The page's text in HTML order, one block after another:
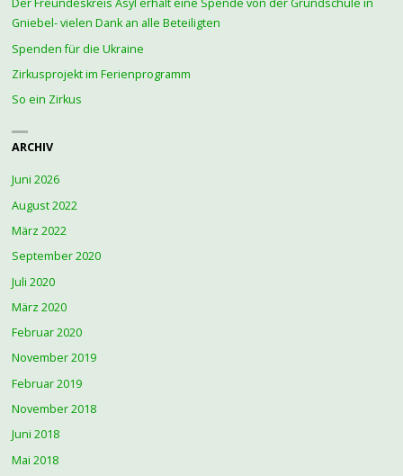
Der Freundeskreis Asyl erhält eine Spende von der Grundschule in
Gniebel- vielen Dank an alle Beteiligten
Spenden für die Ukraine
Zirkusprojekt im Ferienprogramm
So ein Zirkus
ARCHIV
Juni 2026
August 2022
März 2022
September 2020
Juli 2020
März 2020
Februar 2020
November 2019
Februar 2019
November 2018
Juni 2018
Mai 2018